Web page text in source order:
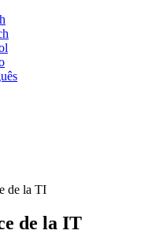
de la TI
de la IT